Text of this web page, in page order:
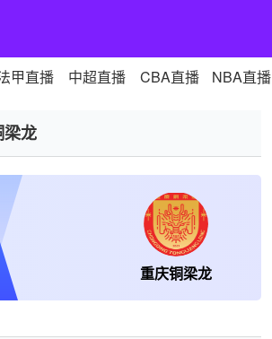
甲直播 中超直播 CBA直播 NBA直播
龙
重庆铜梁龙